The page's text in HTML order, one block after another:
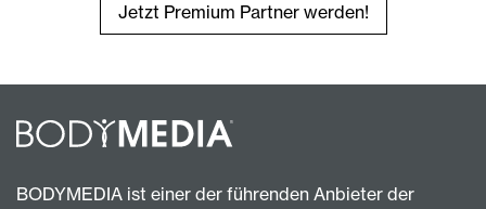
Jetzt Premium Partner werden!
BODYMEDIA ist einer der führenden Anbieter der